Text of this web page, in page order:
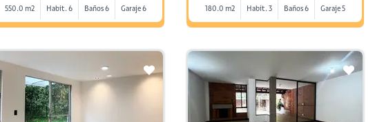
550.0 m2 Habit. 6 Baños 6 Garaje 6 180.0 m2 Habit. 3 Baños 6 Garaje 5